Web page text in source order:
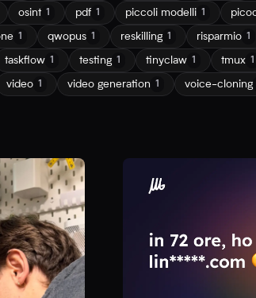
osint 1 pdf 1 piccoli modelli 1
1 qwopus 1 reskilling 1 risparmio 1
taskflow 1 testing 1 tinyclaw 1 tmux 1
video 1 video generation 1 voice-cloning